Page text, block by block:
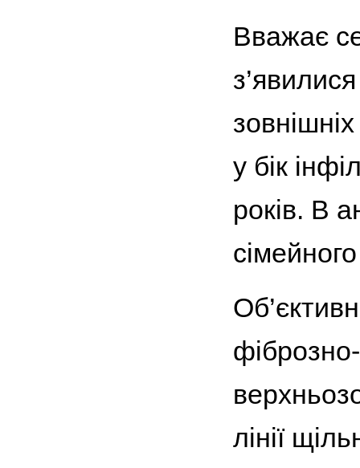
Вважає
у бік
років. В
лінії